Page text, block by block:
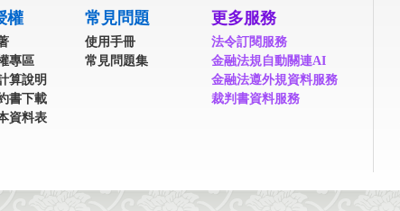
權
專區
算說明
書下載
資料表
常見問題
使用手冊
常見問題集
更多服務
法令訂閱服務
金融法規自動關連AI
金融法遵外規資料服務
裁判書資料服務